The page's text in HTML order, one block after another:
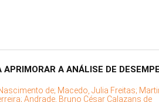
A ANÁLISE DE
de; Macedo, Julia Freitas;
Andrade, Bruno César Calazans de